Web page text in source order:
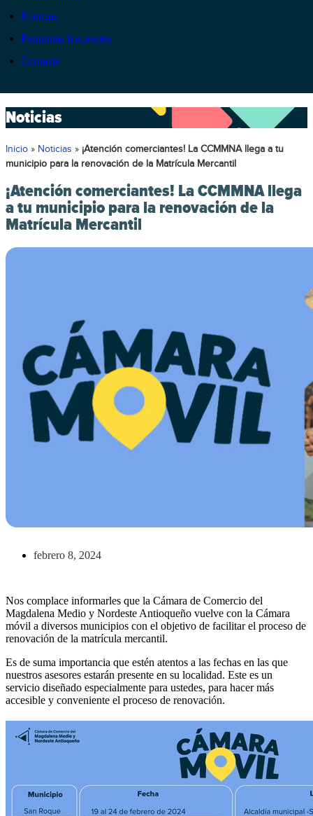
Noticias
Preguntas frecuentes
Contacto
Noticias
Inicio » Noticias » ¡Atención comerciantes! La CCMMNA llega a tu
municipio para la renovación de la Matrícula Mercantil
¡Atención comerciantes! La CCMMNA llega
a tu municipio para la renovación de la
Matrícula Mercantil
febrero 8, 2024
Nos complace informarles que la Cámara de Comercio del
Magdalena Medio y Nordeste Antioqueño vuelve con la Cámara
móvil a diversos municipios con el objetivo de facilitar el proceso de
renovación de la matrícula mercantil.
Es de suma importancia que estén atentos a las fechas en las que
nuestros asesores estarán presente en su localidad. Este es un
servicio diseñado especialmente para ustedes, para hacer más
accesible y conveniente el proceso de renovación.